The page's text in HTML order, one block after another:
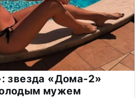
звезда «Дома-2»
мужем